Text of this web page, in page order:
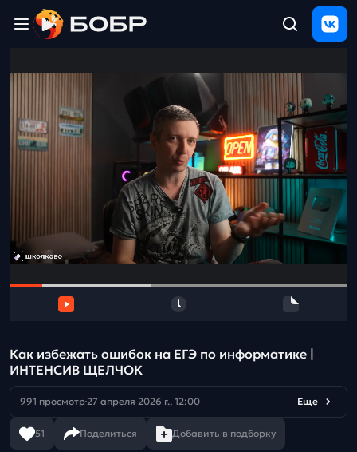
ЩЕЛЧОК
Полезные
материалы
поддержка
и
Как избежать ошибок на ЕГЭ по информатике |
ИНТЕНСИВ ЩЕЛЧОК
991 просмотр27 апреля 2026 г., 12:00 Еще
51 Поделиться Добавить в подборку